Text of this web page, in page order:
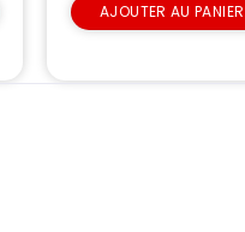
AJOUTER AU PANIER